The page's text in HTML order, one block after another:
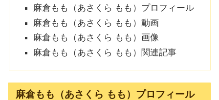
麻倉もも（あさくら もも）プロフィール
麻倉もも（あさくら もも）動画
麻倉もも（あさくら もも）画像
麻倉もも（あさくら もも）関連記事
麻倉もも（あさくら もも）プロフィール